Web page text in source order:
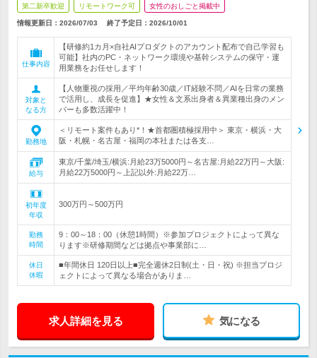
第二新卒歓迎 リモートワーク可 女性のおしごと掲載中
情報更新日：2026/07/03 終了予定日： 2026/10/01
仕事内容
【研修約1カ月×自社AIプロダクトのアカウント配布で自己学習も
可能】社内のPC・ネットワーク環境や基幹システムの保守・運
用業務をお任せします！
対象と
なる方
【人物重視の採用／平均年齢30歳／IT経験不問／AIを日常の業務
で活用し、成長を促進】★女性＆文系出身者＆異業種出身のメン
バーも多数活躍中！
勤務地
＜リモート案件もあり*！★首都圏積極採用中＞ 東京・横浜・大
阪・札幌・名古屋・福岡の本社または各支…
給与
東京/千葉/埼玉/横浜:月給23万5000円～名古屋:月給22万円～大阪:
月給22万5000円～上記以外:月給22万…
初年度
年収
300万円～500万円
勤務
時間
9：00～18：00（休憩1時間）※参加プロジェクトによって異な
ります※研修期間などは拠点や事業部に…
休日
休暇
■年間休日 120日以上■完全週休2日制(土・日・祝) ※担当プロジ
ェクトによって異なる場合がありま…
求人詳細を見る 気になる